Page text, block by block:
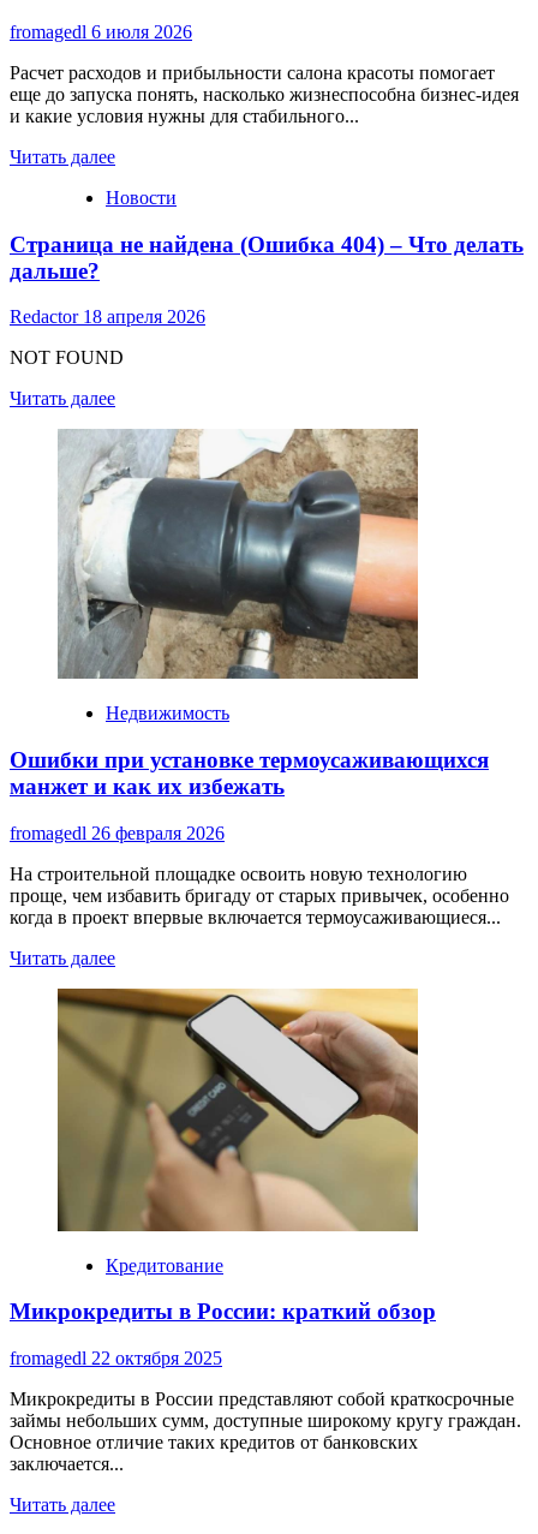
fromagedl 6 июля 2026
Расчет расходов и прибыльности салона красоты помогает
еще до запуска понять, насколько жизнеспособна бизнес-идея
и какие условия нужны для стабильного...
Читать далееRead
about
просчитать
прибыльность
салона
красоты
Новости
Страница не найдена (Ошибка 404) – Что делать
дальше?
Redactor 18 апреля 2026
NOT FOUND
Читать далееRead
about
Страница
не
найдена
(Ошибка
404)
–
Что
делать
дальше?
Недвижимость
Ошибки при установке термоусаживающихся
манжет и как их избежать
fromagedl 26 февраля 2026
На строительной площадке освоить новую технологию
проще, чем избавить бригаду от старых привычек, особенно
когда в проект впервые включается термоусаживающиеся...
Читать далееRead
about
Ошибки
установке
термоусаживающихся
манжет
избежать
Кредитование
Микрокредиты в России: краткий обзор
fromagedl 22 октября 2025
Микрокредиты в России представляют собой краткосрочные
займы небольших сумм, доступные широкому кругу граждан.
Основное отличие таких кредитов от банковских
заключается...
Читать далееRead